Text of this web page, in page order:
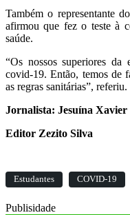
Também o representante
afirmou que fez o teste à
saúde.
“Os nossos superiores da
covid-19. Então, temos de
as regras sanitárias”, referiu.
Jornalista: Jesuína Xavier
Editor Zezito Silva
Estudantes COVID-19
Publisidade